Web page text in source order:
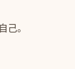
己。